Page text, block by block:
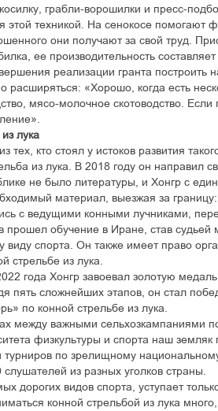
грабли-ворошилки и пресс-
этой техникой. На сенокосе помогают
они получают за свой труд.
ее производительность
реализации гранта построить
расширяться: «Хорошо, когда есть
мясо-молочное скотоводство.
лука
тех, кто стоял у истоков развития
из лука. В 2018 году он направил
не было литературы, и Хонгр с
материал, выезжая за
с ведущими конными лучниками,
прошел обучение в Иране, став судьей
виду спорта. Он также имеет право
стрельбе из лука.
года Хонгр завоевал золотую
пять сложнейших этапов, он стал
по конной стрельбе из лука.
между важными сельхозкампаниями
физкультуры и спорта наш
турниров по зрелищному
из разных уголков страны.
дорогих видов спорта, уступает
конной стрельбой из лука